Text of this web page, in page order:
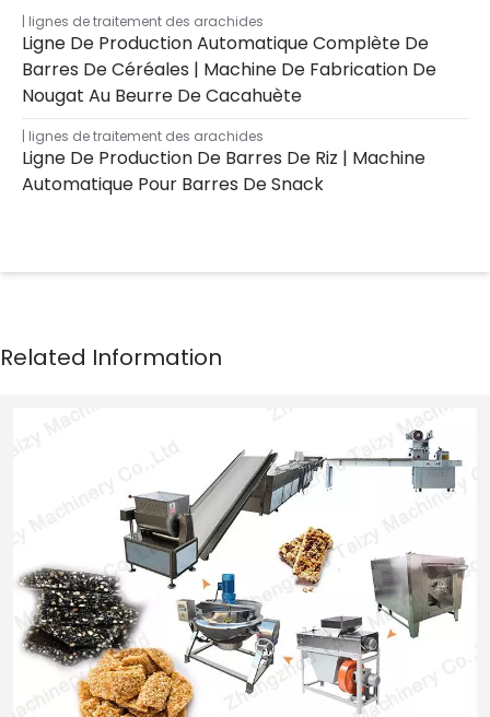
lignes de traitement des arachides
Ligne De Production Automatique Complète De
Barres De Céréales | Machine De Fabrication De
Nougat Au Beurre De Cacahuète
lignes de traitement des arachides
Ligne De Production De Barres De Riz | Machine
Automatique Pour Barres De Snack